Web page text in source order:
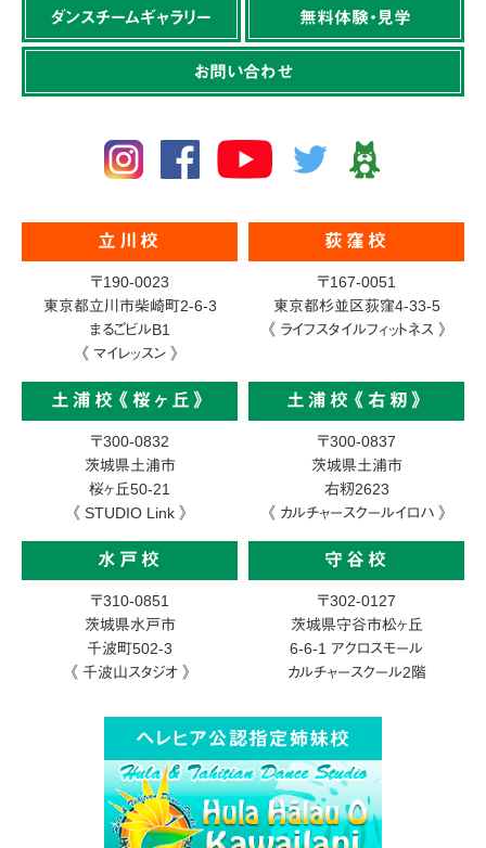
ダンスチームギャラリー 無料体験・見学
お問い合わせ
立川校
〒190-0023
東京都立川市柴崎町2-6-3
まるごビルB1
《 マイレッスン 》
荻窪校
〒167-0051
東京都杉並区荻窪4-33-5
《 ライフスタイルフィットネス 》
土浦校《桜ヶ丘》
〒300-0832
茨城県土浦市
桜ヶ丘50-21
《 STUDIO Link 》
土浦校《右籾》
〒300-0837
茨城県土浦市
右籾2623
《 カルチャースクールイロハ 》
水戸校
〒310-0851
茨城県水戸市
千波町502-3
《 千波山スタジオ 》
守谷校
〒302-0127
茨城県守谷市松ヶ丘
6-6-1 アクロスモール
カルチャースクール2階